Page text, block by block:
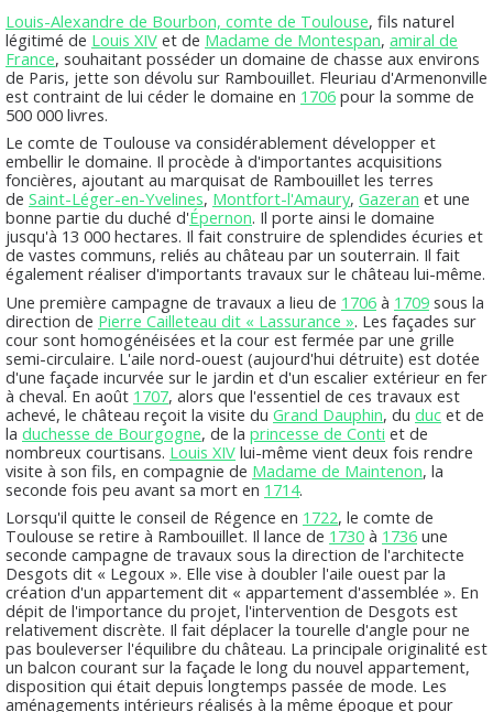
Louis-Alexandre de Bourbon, comte de Toulouse, fils naturel
légitimé de Louis XIV et de Madame de Montespan, amiral de
France, souhaitant posséder un domaine de chasse aux environs
de Paris, jette son dévolu sur Rambouillet. Fleuriau d'Armenonville
est contraint de lui céder le domaine en 1706 pour la somme de
500 000 livres.
Le comte de Toulouse va considérablement développer et
embellir le domaine. Il procède à d'importantes acquisitions
foncières, ajoutant au marquisat de Rambouillet les terres
de Saint-Léger-en-Yvelines, Montfort-l'Amaury, Gazeran et une
bonne partie du duché d'Épernon. Il porte ainsi le domaine
jusqu'à 13 000 hectares. Il fait construire de splendides écuries et
de vastes communs, reliés au château par un souterrain. Il fait
également réaliser d'importants travaux sur le château lui-même.
Une première campagne de travaux a lieu de 1706 à 1709 sous la
direction de Pierre Cailleteau dit « Lassurance ». Les façades sur
cour sont homogénéisées et la cour est fermée par une grille
semi-circulaire. L'aile nord-ouest (aujourd'hui détruite) est dotée
d'une façade incurvée sur le jardin et d'un escalier extérieur en fer
à cheval. En août 1707, alors que l'essentiel de ces travaux est
achevé, le château reçoit la visite du Grand Dauphin, du duc et de
la duchesse de Bourgogne, de la princesse de Conti et de
nombreux courtisans. Louis XIV lui-même vient deux fois rendre
visite à son fils, en compagnie de Madame de Maintenon, la
seconde fois peu avant sa mort en 1714.
Lorsqu'il quitte le conseil de Régence en 1722, le comte de
Toulouse se retire à Rambouillet. Il lance de 1730 à 1736 une
seconde campagne de travaux sous la direction de l'architecte
Desgots dit « Legoux ». Elle vise à doubler l'aile ouest par la
création d'un appartement dit « appartement d'assemblée ». En
dépit de l'importance du projet, l'intervention de Desgots est
relativement discrète. Il fait déplacer la tourelle d'angle pour ne
pas bouleverser l'équilibre du château. La principale originalité est
un balcon courant sur la façade le long du nouvel appartement,
disposition qui était depuis longtemps passée de mode. Les
aménagements intérieurs réalisés à la même époque et pour